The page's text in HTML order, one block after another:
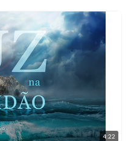
4:22